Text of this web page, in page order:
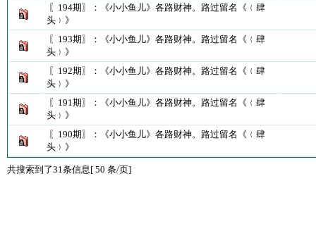
〖194期〗：《小小鱼儿》各路财神。路过留名《﹛肆
头﹜》
〖193期〗：《小小鱼儿》各路财神。路过留名《﹛肆
头﹜》
〖192期〗：《小小鱼儿》各路财神。路过留名《﹛肆
头﹜》
〖191期〗：《小小鱼儿》各路财神。路过留名《﹛肆
头﹜》
〖190期〗：《小小鱼儿》各路财神。路过留名《﹛肆
头﹜》
共搜索到了31条信息[ 50 条/页]